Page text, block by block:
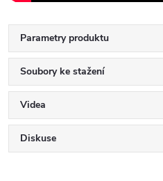
Parametry produktu
Soubory ke stažení
Videa
Diskuse